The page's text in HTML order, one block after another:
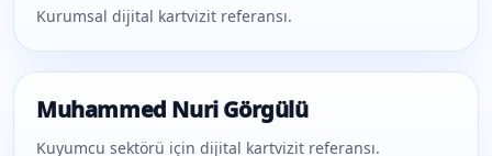
Kurumsal dijital kartvizit referansı.
Muhammed Nuri Görgülü
Kuyumcu sektörü için dijital kartvizit referansı.